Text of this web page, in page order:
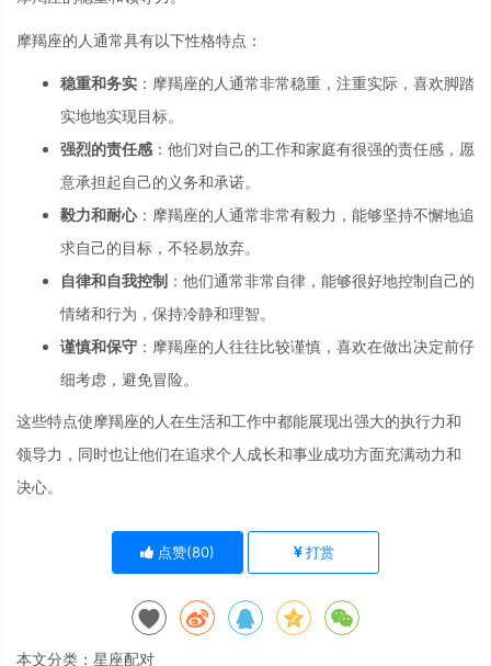
摩羯座的人通常具有以下性格特点：
稳重和务实 ： 摩羯座的人通常非常稳重， 注重实际， 喜欢脚踏
实地地实现目标。
强烈的责任感 ： 他们对自己的工作和家庭有很强的责任感， 愿
意承担起自己的义务和承诺。
毅力和耐心： 摩羯座的人通常非常有毅力， 能够坚持不懈地追
求自己的目标， 不轻易放弃。
自律和自我控制 ： 他们通常非常自律， 能够很好地控制自己的
情绪和行为， 保持冷静和理智。
谨慎和保守 ： 摩羯座的人往往比较谨慎， 喜欢在做出决定前仔
细考虑， 避免冒险。
这些特点使摩羯座的人在生活和工作中都能展现出强大的执行力和
领导力 ， 同时也让他们在追求个人成长和事业成功方面充满动力和
决心。
点赞(80) 打赏
本文分类： 星座配对